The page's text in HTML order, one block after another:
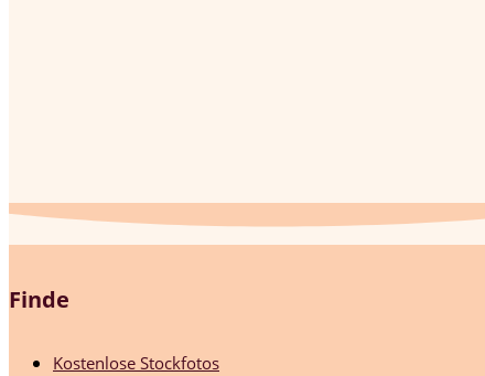
Finde
Kostenlose Stockfotos